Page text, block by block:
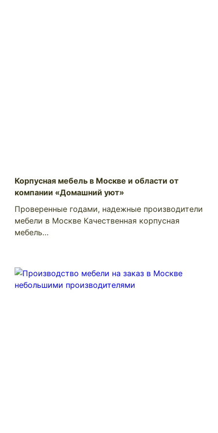
Корпусная мебель в Москве и области от
компании «Домашний уют»
Проверенные годами, надежные производители
мебели в Москве Качественная корпусная
мебель…